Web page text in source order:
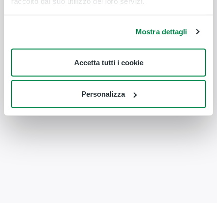
Mostra dettagli
Accetta tutti i cookie
Personalizza